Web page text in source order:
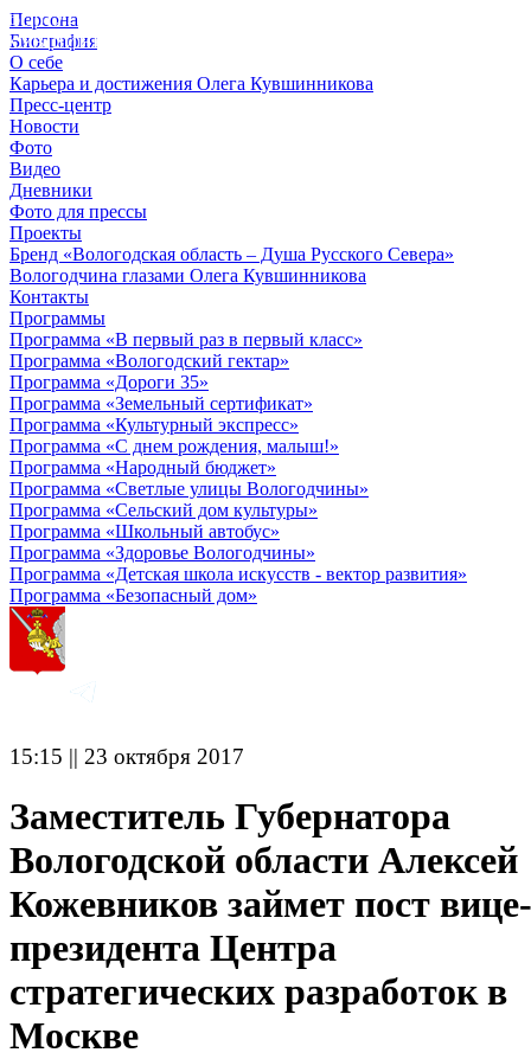
Персона
Биография
О себе
Карьера и достижения Олега Кувшинникова
Пресс-центр
Новости
Фото
Видео
Дневники
Фото для прессы
Проекты
Бренд «Вологодская область – Душа Русского Севера»
Вологодчина глазами Олега Кувшинникова
Контакты
Программы
Программа «В первый раз в первый класс»
Программа «Вологодский гектар»
Программа «Дороги 35»
Программа «Земельный сертификат»
Программа «Культурный экспресс»
Программа «С днем рождения, малыш!»
Программа «Народный бюджет»
Программа «Светлые улицы Вологодчины»
Программа «Сельский дом культуры»
Программа «Школьный автобус»
Программа «Здоровье Вологодчины»
Программа «Детская школа искусств - вектор развития»
Программа «Безопасный дом»
15:15 || 23 октября 2017
Заместитель Губернатора
Вологодской области Алексей
Кожевников займет пост вице-
президента Центра
стратегических разработок в
Москве
© 2012 - 2023,
КУВШИННИКОВ О.А.